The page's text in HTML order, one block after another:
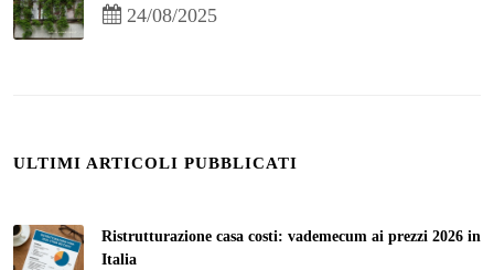
24/08/2025
ULTIMI ARTICOLI PUBBLICATI
Ristrutturazione casa costi: vademecum ai prezzi 2026 in
Italia